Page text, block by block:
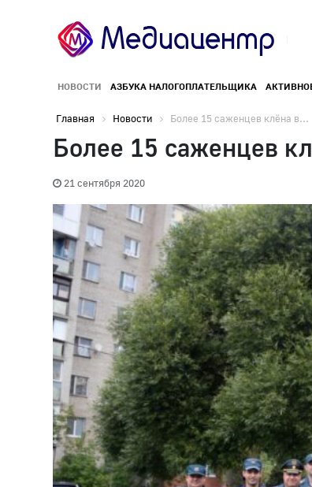
НОВОСТИ АЗБУКА НАЛОГОПЛАТЕЛЬЩИКА
Главная Новости Более 15 саженцев клёна в...
Более 15 саженцев
21 сентября 2020